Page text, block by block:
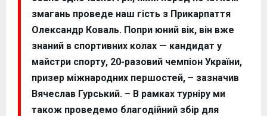
змагань проведе наш гість з Прикарпаття
Олександр Коваль. Попри юний вік, він вже
знаний в спортивних колах — кандидат у
майстри спорту, 20-разовий чемпіон України,
призер міжнародних першостей, – зазначив
Вячеслав Гурський. – В рамках турніру ми
також проведемо благодійний збір для